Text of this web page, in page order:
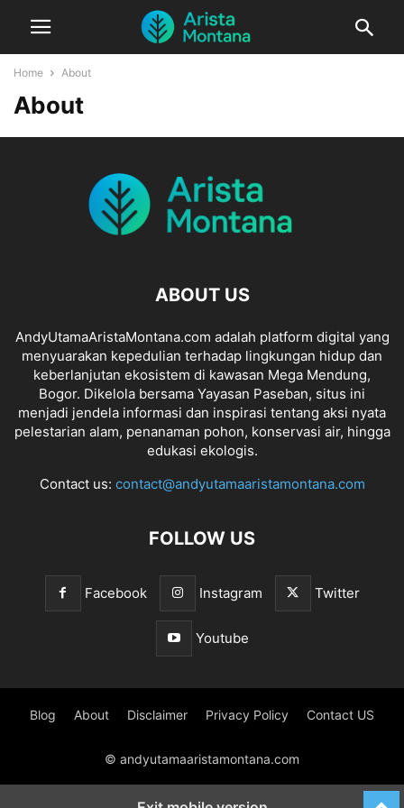
Home About
About
ABOUT US
AndyUtamaAristaMontana.com adalah platform digital yang
menyuarakan kepedulian terhadap lingkungan hidup dan
keberlanjutan ekosistem di kawasan Mega Mendung,
Bogor. Dikelola bersama Yayasan Paseban, situs ini
menjadi jendela informasi dan inspirasi tentang aksi nyata
pelestarian alam, penanaman pohon, konservasi air, hingga
edukasi ekologis.
Contact us: contact@andyutamaaristamontana.com
FOLLOW US
Facebook Instagram Twitter
Youtube
Blog About Disclaimer Privacy Policy Contact US
© andyutamaaristamontana.com